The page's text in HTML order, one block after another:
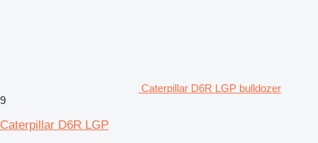
Caterpillar D6R LGP bulldozer
9
Caterpillar D6R LGP